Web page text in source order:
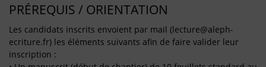
PRÉREQUIS / ORIENTATION
Les candidats inscrits envoient par mail (lecture@aleph-
ecriture.fr) les éléments suivants afin de faire valider leur
inscription :